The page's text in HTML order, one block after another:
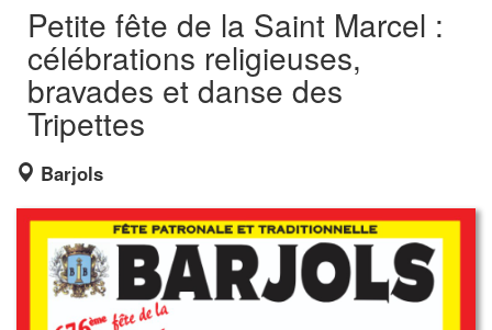
Petite fête de la Saint Marcel :
célébrations religieuses,
bravades et danse des
Tripettes
Barjols